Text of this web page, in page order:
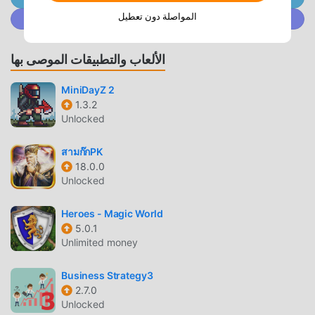
الألعاب التقليدية strategy ، في Bee Farm ، ما عليك سوى متابعة
البرنامج التعليمي للمبتدئين ، بحيث يمكنك بسهولة بدء اللعبة بأكملها
والاستمتاع بالبهجة التي توفرها فئة الألعاب الكلاسيكية strategy
الألعاب Bee Farm 1.1.0. في الوقت نفسه ، قامت moddroid ببناء
منصة خاصة لعشاق الألعاب strategy ، مما يتيح لك التواصل
والمشاركة مع جميع عشاق الألعاب strategy من جميع أنحاء العالم ،
ماذا تنتظر ، انضم إلى moddroid و استمتع بلعبة strategy مع كل
مثل الألعاب التقليدية strategy ، تتميز Bee Farm بأسلوب فني
Bee Farm جذبت الكثير من strategy معجبين ، وبالمقارنة مع فئة
الألعاب التقليدية strategy ، اعتمدت Bee Farm 1.1.0 محركًا
افتراضيًا محدثًا وأجرى ترقيات جريئة. مع المزيد من التكنولوجيا
المتقدمة ، تم تحسين تجربة الشاشة للعبة بشكل كبير. مع الاحتفاظ
بالنمط الأصلي strategy ، فإن الحد الأقصى يعزز التجربة الحسية
للمستخدم ، وهناك العديد من الأنواع المختلفة من الهواتف المحمولة
الألعاب والتطبيقات الموصى بها
MiniDayZ 2
1.3.2
Unlocked
สามก๊กPK
18.0.0
Unlocked
Heroes - Magic World
5.0.1
Unlimited money
Business Strategy3
2.7.0
Unlocked
المواصلة دون تعطيل